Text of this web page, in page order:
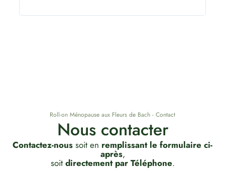
Roll-on Ménopause aux Fleurs de Bach - Contact
Nous contacter
Contactez-nous soit en remplissant le formulaire ci-
après,
soit directement par Téléphone.